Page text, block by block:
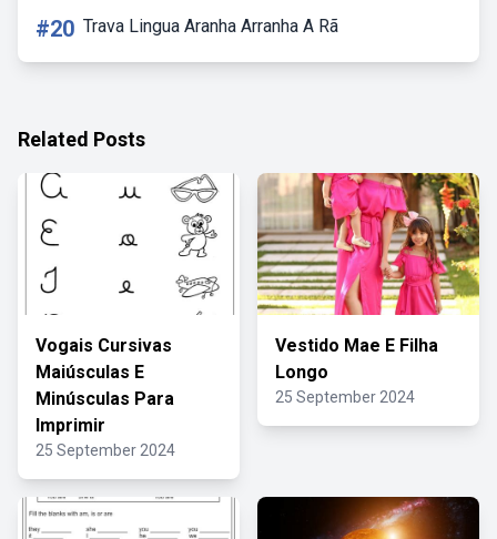
#20 Trava Lingua Aranha Arranha A Rã
Related Posts
Vogais Cursivas
Maiúsculas E
Minúsculas Para
Imprimir
25 September 2024
Vestido Mae E Filha
Longo
25 September 2024